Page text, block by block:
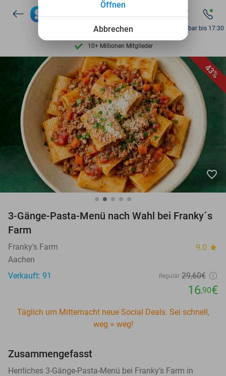
Entdecke 15.000+ Deals
7 Tage die Woche verfügbar
10+ Millionen Mitglieder
9,4 basierend auf206.134 Bewertungen
Entdecke 15.000+ Deals
7 Tage die Woche verfügbar
10+ Millionen Mitglieder
Erreichbar bis 17:30
43%
favorite_border
3-Gänge-Pasta-Menü nach Wahl bei Franky´s
Farm
Franky's Farm 9.0 star
Aachen
Verkauft: 91
Regulär 29,60€
16,90€
Täglich um Mitternacht neue Social Deals. Sei schnell,
weg = weg!
Zusammengefasst
Herrliches 3-Gänge-Pasta-Menü bei Franky’s Farm in
Abbrechen
Öffnen